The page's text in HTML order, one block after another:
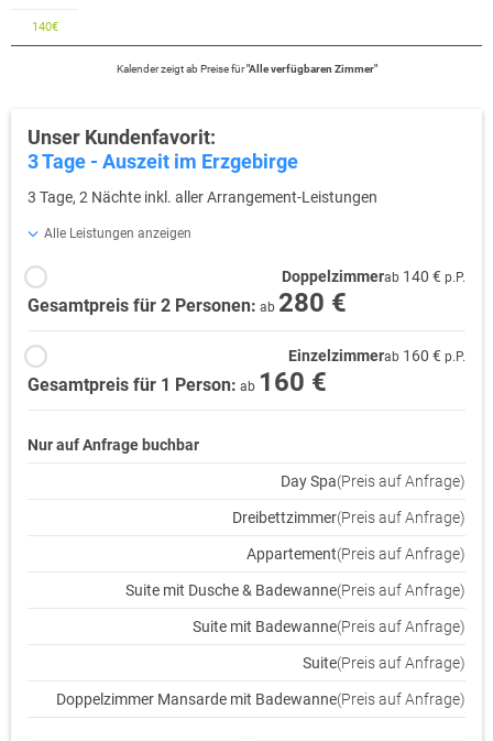
140€
Kalender zeigtab Preise für"Alle verfügbaren Zimmer"
Unser Kundenfavorit:
3 Tage - Auszeit im Erzgebirge
3 Tage, 2 Nächte inkl. aller Arrangement-Leistungen
Alle Leistungen anzeigen
Doppelzimmerab 140 € p.P.
Gesamtpreis für 2 Personen: ab 280 €
Einzelzimmerab 160 € p.P.
Gesamtpreis für 1 Person: ab 160 €
Nur auf Anfrage buchbar
Day Spa(Preis auf Anfrage)
Dreibettzimmer(Preis auf Anfrage)
Appartement(Preis auf Anfrage)
Suite mit Dusche & Badewanne(Preis auf Anfrage)
Suite mit Badewanne(Preis auf Anfrage)
Suite(Preis auf Anfrage)
Doppelzimmer Mansarde mit Badewanne(Preis auf Anfrage)